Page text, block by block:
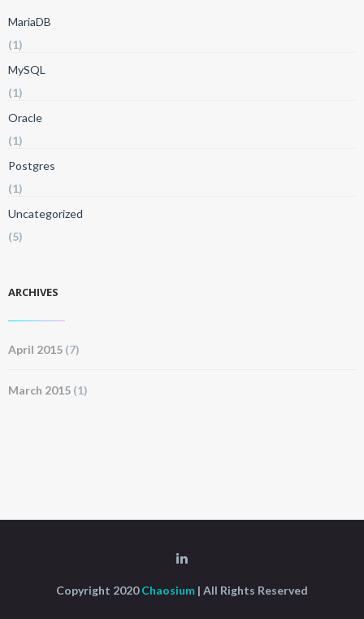
MariaDB
(1)
MySQL
(1)
Oracle
(1)
Postgres
(1)
Uncategorized
(5)
ARCHIVES
April 2015 (7)
March 2015 (1)
Copyright 2020Chaosium | All Rights Reserved